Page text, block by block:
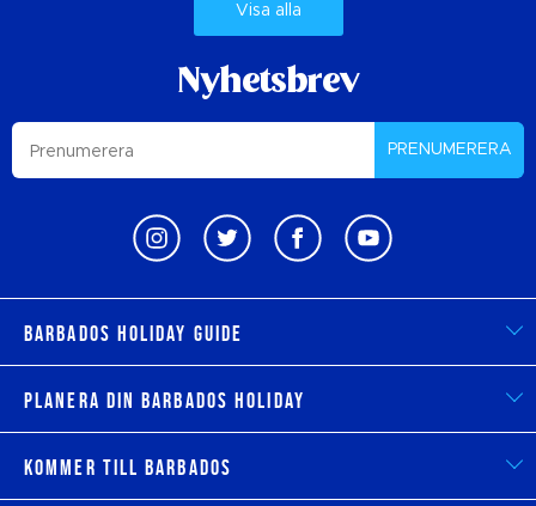
Visa alla
Nyhetsbrev
PRENUMERERA
Barbados Holiday Guide
Planera din Barbados Holiday
Kommer till Barbados